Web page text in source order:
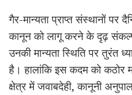
गैर-मान्यता प्राप्त संस्थानों पर
कानून को लागू करने के दृढ़
उनकी मान्यता स्थिति पर तुरंत
है। हालांकि इस कदम को कठोर
क्षेत्र में जवाबदेही, कानूनी